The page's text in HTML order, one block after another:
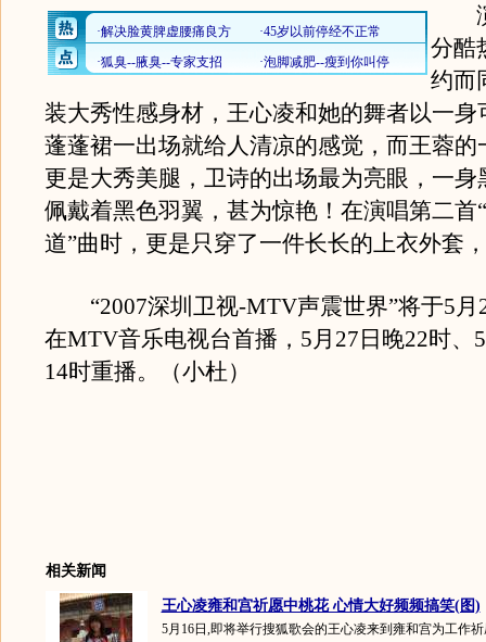
演
分酷
约而
装大秀性感身材，王心凌和她的舞者以一身
蓬蓬裙一出场就给人清凉的感觉，而王蓉的
更是大秀美腿，卫诗的出场最为亮眼，一身
佩戴着黑色羽翼，甚为惊艳！在演唱第二首
道”曲时，更是只穿了一件长长的上衣外套
“2007深圳卫视-MTV声震世界”将于5月
在MTV音乐电视台首播，5月27日晚22时、
14时重播。（小杜）
相关新闻
王心凌雍和宫祈愿中桃花 心情大好频频搞笑(图)
5月16日,即将举行搜狐歌会的王心凌来到雍和宫为工作